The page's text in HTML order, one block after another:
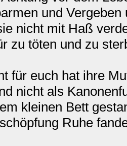
und
nicht mit Haß
zu töten und zu
für euch hat ihre
nicht als
kleinen Bett
Ruhe